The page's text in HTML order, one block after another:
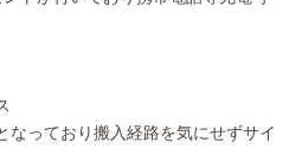
なっており搬入経路を気にせずサイ